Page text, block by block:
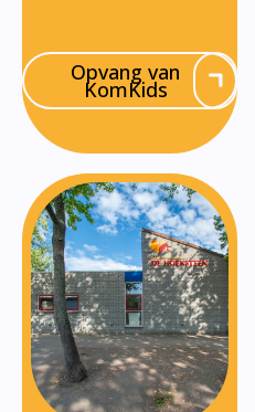
Opvang van
KomKids